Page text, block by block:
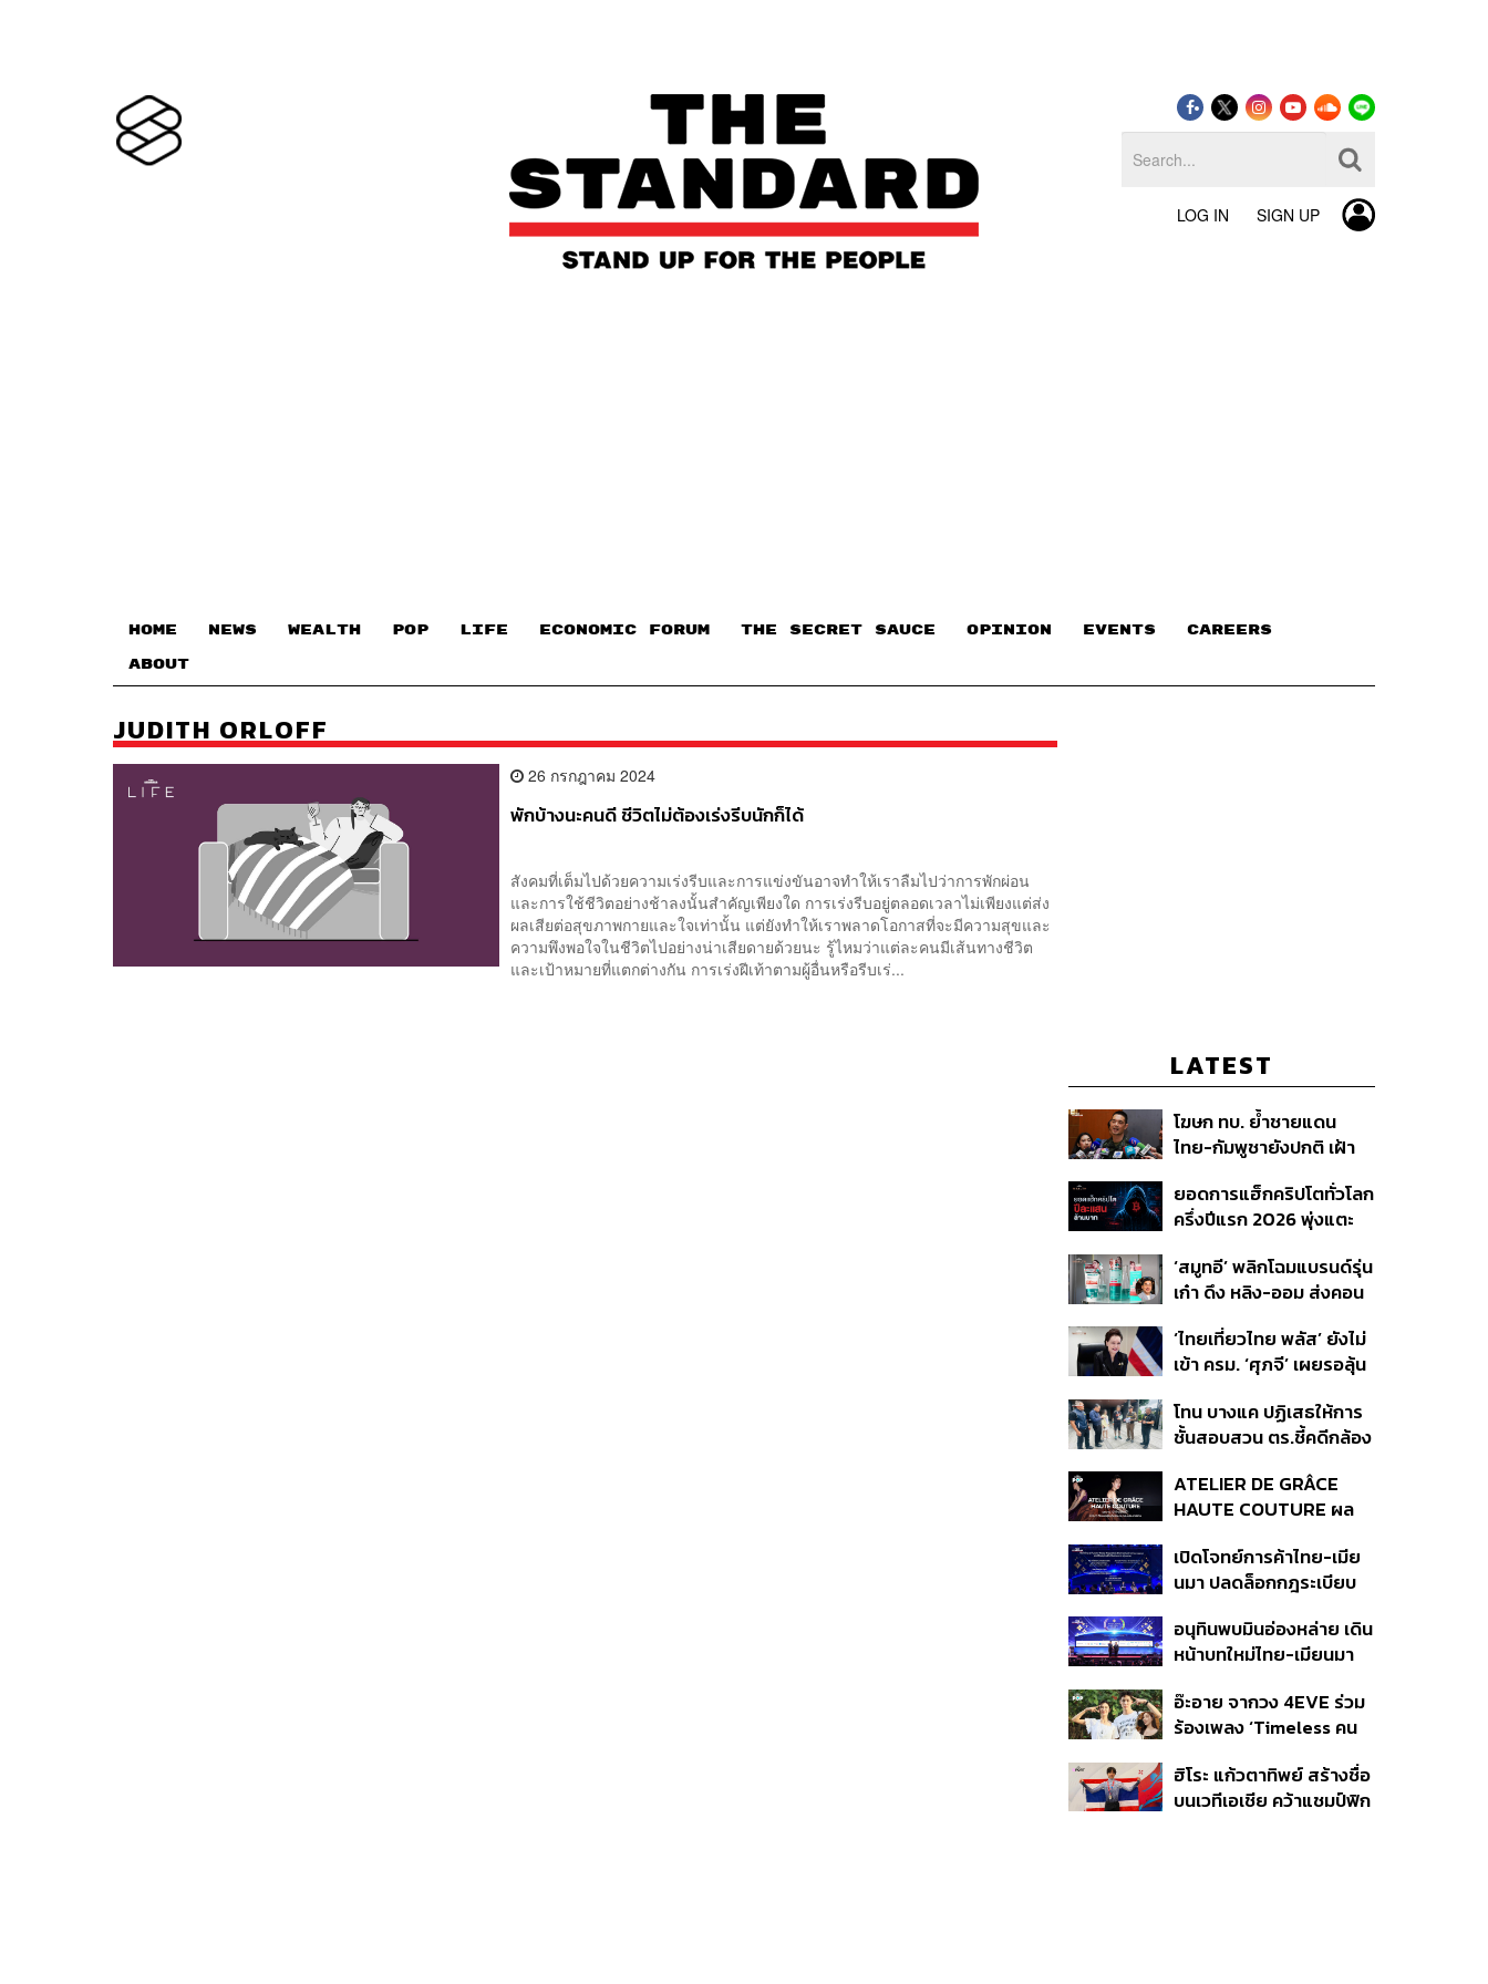
LOG IN SIGN UP
HOME NEWS WEALTH POP LIFE ECONOMIC FORUM THE SECRET SAUCE​ OPINION EVENTS CAREERS
ABOUT
JUDITH ORLOFF
26 กรกฎาคม 2024
พักบ้างนะคนดี ชีวิตไม่ต้องเร่งรีบนักก็ได้
สังคมที่เต็มไปด้วยความเร่งรีบและการแข่งขันอาจทำให้เราลืมไปว่าการพักผ่อน
และการใช้ชีวิตอย่างช้าลงนั้นสำคัญเพียงใด การเร่งรีบอยู่ตลอดเวลาไม่เพียงแต่ส่ง
ผลเสียต่อสุขภาพกายและใจเท่านั้น แต่ยังทำให้เราพลาดโอกาสที่จะมีความสุขและ
ความพึงพอใจในชีวิตไปอย่างน่าเสียดายด้วยนะ รู้ไหมว่าแต่ละคนมีเส้นทางชีวิต
และเป้าหมายที่แตกต่างกัน การเร่งฝีเท้าตามผู้อื่นหรือรีบเร่...
LATEST
โฆษก ทบ. ย้ำชายแดน
ไทย-กัมพูชายังปกติ เฝ้า
ไม่เสียเปรียบเวทีโลก หลัง
กัมพูชายื่น UN รับรอง
ยอดการแฮ็กคริปโตทั่วโลก
ครึ่งปีแรก 2026 พุ่งแตะ
‘สมูทอี’ พลิกโฉมแบรนด์รุ่น
เก๋า ดึง หลิง-ออม ส่งคอน
สกินแคร์ชะลอตัว
‘ไทยเที่ยวไทย พลัส’ ยังไม่
เข้า ครม. ‘ศุภจี’ เผยรอลุ้น
กระจุกตัว
โทน บางแค ปฏิเสธให้การ
ชั้นสอบสวน ตร.ชี้คดีกล้อง
40 ราย ไม่เกี่ยวคดีมาดาม
เก่ง
ATELIER DE GRÂCE
HAUTE COUTURE ผล
ดีไซเนอร์ระดับตำนานของ
ประเทศไทย
เปิดโจทย์การค้าไทย-เมีย
นมา ปลดล็อกกฎระเบียบ
มั่นนักลงทุน ทำอย่างไร?
อนุทินพบมินอ่องหล่าย เดิน
หน้าบทใหม่ไทย-เมียนมา
การค้า-การลงทุน
อ๊ะอาย จากวง 4EVE ร่วม
ร้องเพลง ‘Timeless คน
ภาพยนตร์ Her in Frame
ฮิโระ แก้วตาทิพย์ สร้างชื่อ
บนเวทีเอเชีย คว้าแชมป์ฟิก